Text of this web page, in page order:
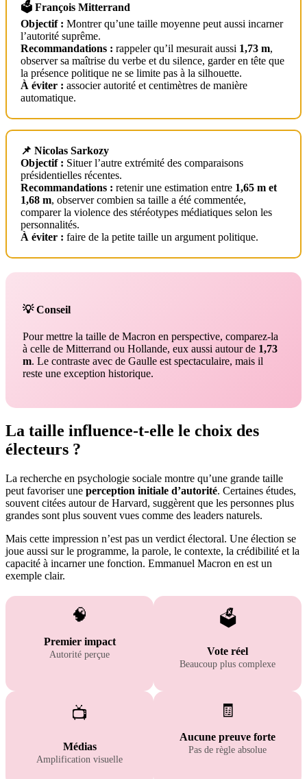
🗳️ François Mitterrand
Objectif : Montrer qu’une taille moyenne peut aussi incarner
l’autorité suprême.
Recommandations : rappeler qu’il mesurait aussi 1,73 m,
observer sa maîtrise du verbe et du silence, garder en tête que
la présence politique ne se limite pas à la silhouette.
À éviter : associer autorité et centimètres de manière
automatique.
📌 Nicolas Sarkozy
Objectif : Situer l’autre extrémité des comparaisons
présidentielles récentes.
Recommandations : retenir une estimation entre 1,65 m et
1,68 m, observer combien sa taille a été commentée,
comparer la violence des stéréotypes médiatiques selon les
personnalités.
À éviter : faire de la petite taille un argument politique.
💡 Conseil
Pour mettre la taille de Macron en perspective, comparez-la
à celle de Mitterrand ou Hollande, eux aussi autour de 1,73
m. Le contraste avec de Gaulle est spectaculaire, mais il
reste une exception historique.
La taille influence-t-elle le choix des
électeurs ?
La recherche en psychologie sociale montre qu’une grande taille
peut favoriser une perception initiale d’autorité. Certaines études,
souvent citées autour de Harvard, suggèrent que les personnes plus
grandes sont plus souvent vues comme des leaders naturels.
Mais cette impression n’est pas un verdict électoral. Une élection se
joue aussi sur le programme, la parole, le contexte, la crédibilité et la
capacité à incarner une fonction. Emmanuel Macron en est un
exemple clair.
🧠
Premier impact
Autorité perçue
🗳️
Vote réel
Beaucoup plus complexe
📺
Médias
Amplification visuelle
🧾
Aucune preuve forte
Pas de règle absolue